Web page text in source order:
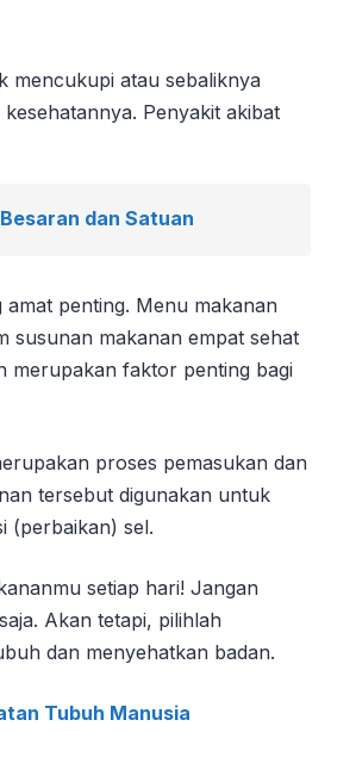
mencukupi atau sebaliknya
Penyakit akibat
dan Satuan
penting. Menu makanan
susunan makanan empat sehat
merupakan faktor penting bagi
proses pemasukan dan
tersebut digunakan untuk
(perbaikan) sel.
setiap hari! Jangan
Akan tetapi, pilihlah
dan menyehatkan badan.
Tubuh Manusia